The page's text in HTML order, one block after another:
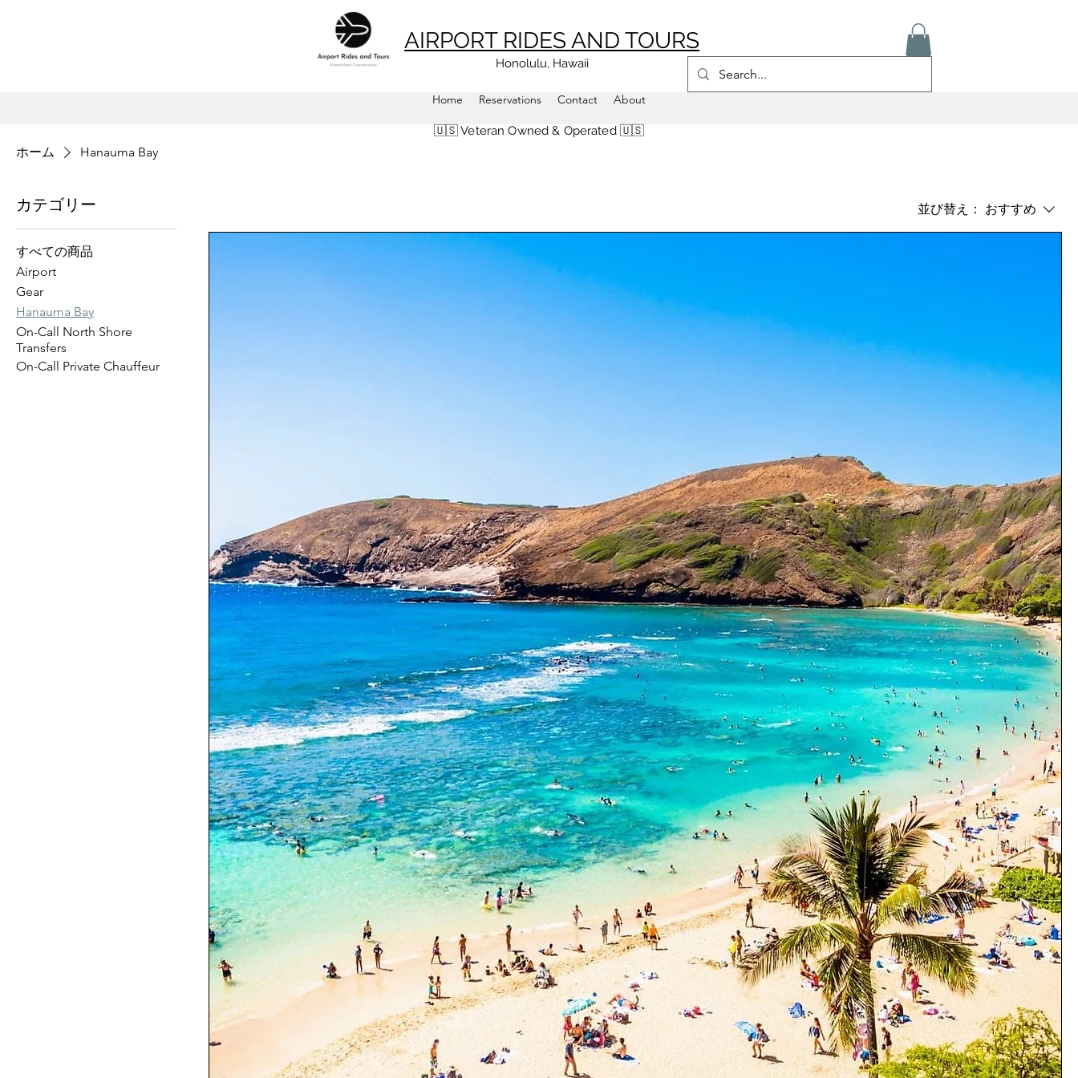
AIRPORT RIDES AND TOURS
Home Reservations Contact About
🇺🇸 Veteran Owned & Operated 🇺🇸
Honolulu, Hawaii
ホーム Hanauma Bay
カテゴリー
すべての商品
Airport
Gear
Hanauma Bay
On-Call North Shore
Transfers
On-Call Private Chauffeur
並び替え： おすすめ